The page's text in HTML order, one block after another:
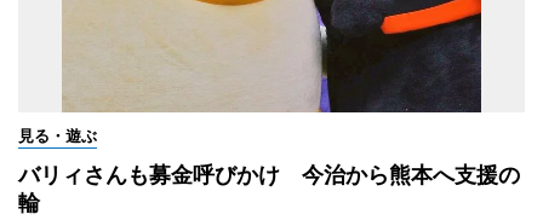
見る・遊ぶ
バリィさんも募金呼びかけ 今治から熊本へ支援の
輪